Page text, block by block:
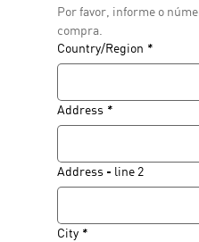
Por favor, informe o
Endereço de várias linhas
Country/Region *
Address *
Address - line 2
City *